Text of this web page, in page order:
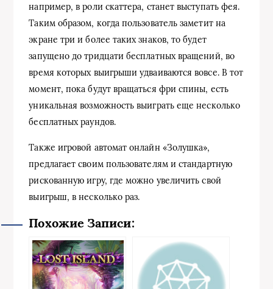
например, в роли скаттера, станет выступать фея.
Таким образом, когда пользователь заметит на
экране три и более таких знаков, то будет
запущено до тридцати бесплатных вращений, во
время которых выигрыши удваиваются вовсе. В тот
момент, пока будут вращаться фри спины, есть
уникальная возможность выиграть еще несколько
бесплатных раундов.
Также игровой автомат онлайн «Золушка»,
предлагает своим пользователям и стандартную
рискованную игру, где можно увеличить свой
выигрыш, в несколько раз.
Похожие Записи: